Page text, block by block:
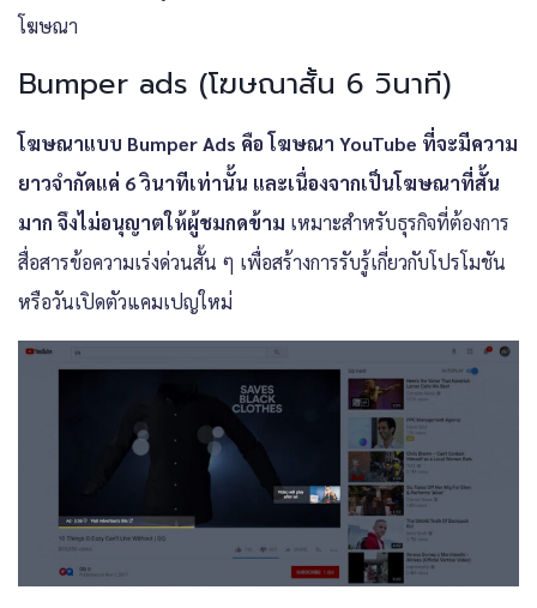
โฆษณา
Bumper ads (โฆษณาสั้น 6 วินาที)
โฆษณาแบบ Bumper Ads คือ โฆษณา YouTube ที่จะมีความ
ยาวจำกัดแค่ 6 วินาทีเท่านั้น และเนื่องจากเป็นโฆษณาที่สั้น
มาก จึงไม่อนุญาตให้ผู้ชมกดข้าม เหมาะสำหรับธุรกิจที่ต้องการ
สื่อสารข้อความเร่งด่วนสั้น ๆ เพื่อสร้างการรับรู้เกี่ยวกับโปรโมชัน
หรือวันเปิดตัวแคมเปญใหม่